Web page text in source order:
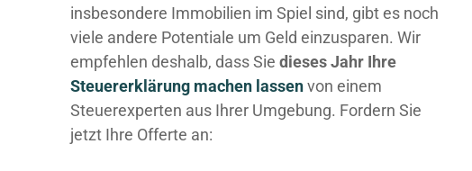
insbesondere Immobilien im Spiel sind, gibt es noch
viele andere Potentiale um Geld einzusparen. Wir
empfehlen deshalb, dass Sie diesesJahr Ihre
Steuererklärung machen lassenvon einem
Steuerexperten aus Ihrer Umgebung. Fordern Sie
jetzt Ihre Offerte an: